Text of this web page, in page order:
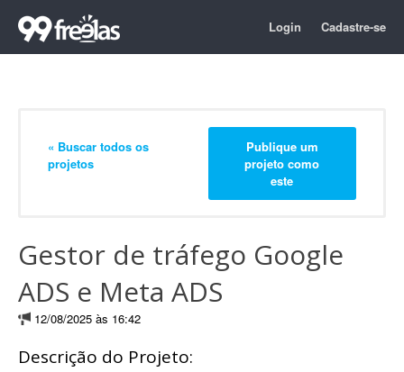
Login Cadastre-se
« Buscar todos os
projetos
Publique um
projeto como
este
Gestor de tráfego Google
ADS e Meta ADS
12/08/2025 às 16:42
Descrição do Projeto: